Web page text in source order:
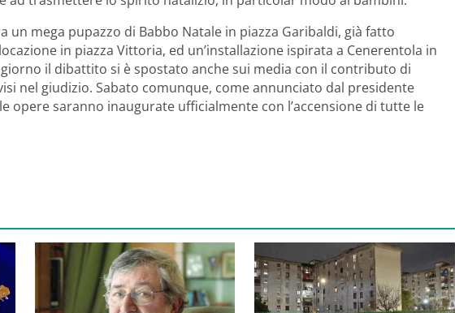
un mega pupazzo di Babbo Natale in piazza Garibaldi, già fatto
in piazza Vittoria, ed un’installazione ispirata a Cenerentola in
il dibattito si è spostato anche sui media con il contributo di
nel giudizio. Sabato comunque, come annunciato dal presidente
le opere saranno inaugurate ufficialmente con l’accensione di tutte le